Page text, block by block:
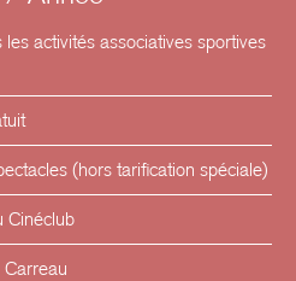
activités associatives sportives
(hors tarification spéciale)
Cinéclub